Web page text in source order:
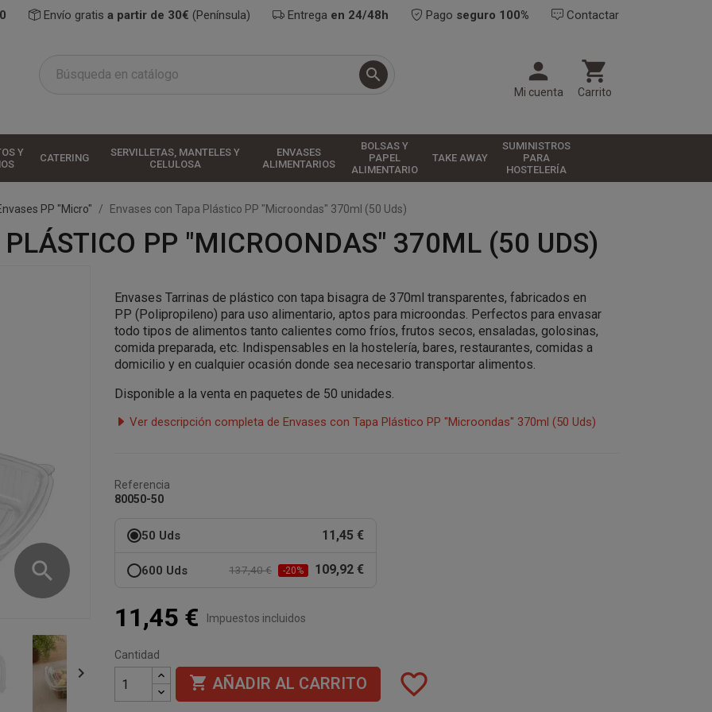
Envío gratis a partir de 30€ (Península) Entrega en 24/48h Pago seguro 100% Contactar
 
Mi cuenta

Carrito
Y
CATERING
SERVILLETAS, MANTELES Y
CELULOSA
ENVASES
ALIMENTARIOS
BOLSAS Y
PAPEL
ALIMENTARIO
TAKE AWAY
SUMINISTROS
PARA
HOSTELERÍA
PP "Micro" Envases con Tapa Plástico PP "Microondas" 370ml (50 Uds)
PP "MICROONDAS" 370ML (50 UDS)
search

Envases Tarrinas de plástico con tapa bisagra de 370ml transparentes, fabricados en
PP (Polipropileno) para uso alimentario, aptos para microondas. Perfectos para envasar
todo tipos de alimentos tanto calientes como fríos, frutos secos, ensaladas, golosinas,
comida preparada, etc. Indispensables en la hostelería, bares, restaurantes, comidas a
domicilio y en cualquier ocasión donde sea necesario transportar alimentos.
Disponible a la venta en paquetes de 50 unidades.
Ver descripción completa de Envases con Tapa Plástico PP "Microondas" 370ml (50 Uds)
Referencia
80050-50
50 Uds 11,45 €
600 Uds 137,40 € -20% 109,92 €
11,45 € Impuestos incluidos
Cantidad
 AÑADIR AL CARRITO favorite_border